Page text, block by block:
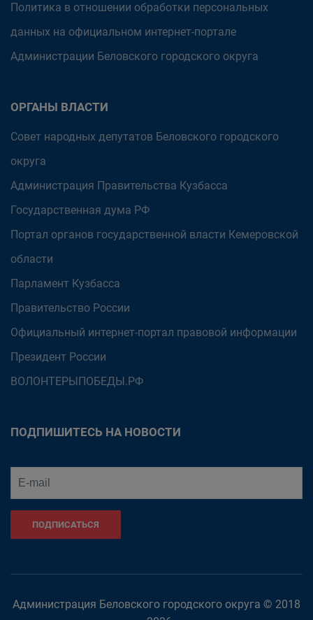
Политика в отношении обработки персональных
данных на официальном интернет-портале
Администрации Беловского городского округа
ОРГАНЫ ВЛАСТИ
Совет народных депутатов Беловского городского
округа
Администрация Правительства Кузбасса
Государственная дума РФ
Портал органов государственной власти Кемеровской
области
Парламент Кузбасса
Правительство России
Официальный интернет-портал правовой информации
Президент России
ВОЛОНТЕРЫПОБЕДЫ.РФ
ПОДПИШИТЕСЬ НА НОВОСТИ
ПОДПИСАТЬСЯ
Администрация Беловского городского округа © 2018